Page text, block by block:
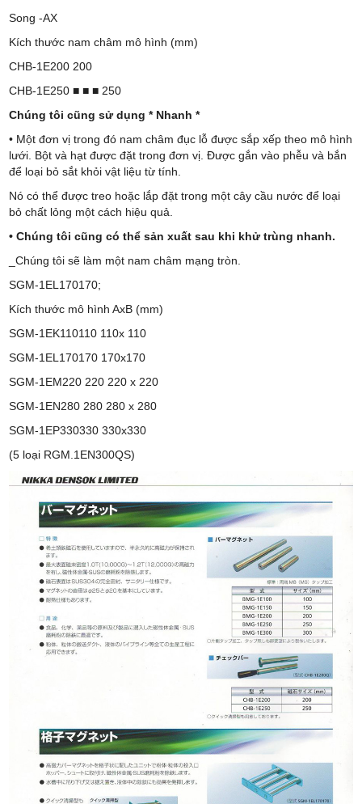
Song -AX
Kích thước nam châm mô hình (mm)
CHB-1E200 200
CHB-1E250 ■ ■ ■ 250
Chúng tôi cũng sử dụng * Nhanh *
• Một đơn vị trong đó nam châm đục lỗ được sắp xếp theo mô hình
lưới. Bột và hạt được đặt trong đơn vị. Được gắn vào phễu và bắn
để loại bỏ sắt khỏi vật liệu từ tính.
Nó có thể được treo hoặc lắp đặt trong một cây cầu nước để loại
bỏ chất lỏng một cách hiệu quả.
• Chúng tôi cũng có thể sản xuất sau khi khử trùng nhanh.
_Chúng tôi sẽ làm một nam châm mạng tròn.
SGM-1EL170170;
Kích thước mô hình AxB (mm)
SGM-1EK110110 110x 110
SGM-1EL170170 170x170
SGM-1EM220 220 220 x 220
SGM-1EN280 280 280 x 280
SGM-1EP330330 330x330
(5 loại RGM.1EN300QS)